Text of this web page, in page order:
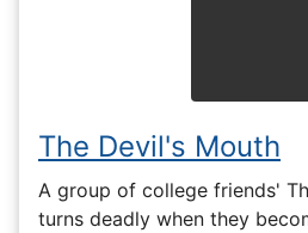
The Devil's Mouth
A group of college friends'
turns deadly when they